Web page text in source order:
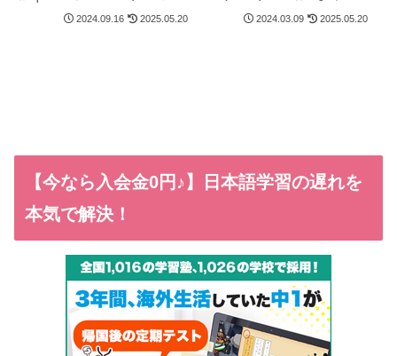
2024.09.16 2025.05.20
しむ方法 2024.03.09 2025.05.20
【今なら入会金0円♪】日本語学習の遅れを
本気で解決！